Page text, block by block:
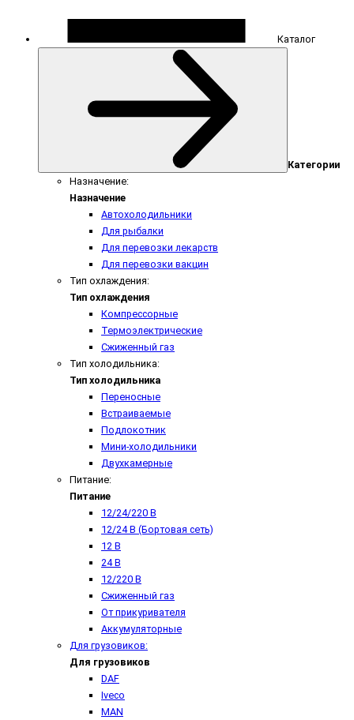
Каталог
Категории
Назначение:
Назначение
Автохолодильники
Для рыбалки
Для перевозки лекарств
Для перевозки вакцин
Тип охлаждения:
Тип охлаждения
Компрессорные
Термоэлектрические
Сжиженный газ
Тип холодильника:
Тип холодильника
Переносные
Встраиваемые
Подлокотник
Мини-холодильники
Двухкамерные
Питание:
Питание
12/24/220 В
12/24 В (Бортовая сеть)
12 В
24 В
12/220 В
Сжиженный газ
От прикуривателя
Аккумуляторные
Для грузовиков:
Для грузовиков
DAF
Iveco
MAN